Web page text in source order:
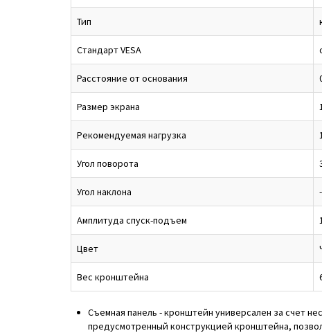
Тип
Стандарт VESA
Расстояние от основания
Размер экрана
Рекомендуемая нагрузка
Угол поворота
Угол наклона
Амплитуда спуск-подъем
Цвет
Вес кронштейна
Съемная панель - кронштейн универсален за счет
предусмотренный конструкцией кронштейна,